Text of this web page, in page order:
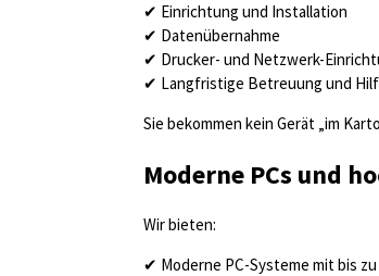
✔ Einrichtung und Installation
✔ Datenübernahme
✔ Drucker- und Netzwerk-
✔ Langfristige Betreuung und
Sie bekommen kein Gerät „im
Moderne PCs und
Wir bieten:
✔ Moderne PC-Systeme mit bis zu